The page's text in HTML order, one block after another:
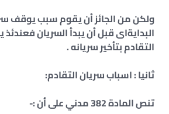
ولكن من الجائز أن يقوم سبب يوقف
البدايةاى قبل أن يبدأ السريان
التقادم بتأخير سريانه .
ثانيا : اسباب سريان التقادم:
تنص المادة 382 مدني على أن :-